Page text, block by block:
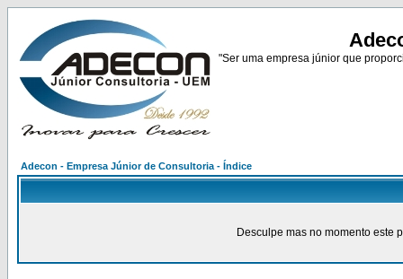
"Ser uma empresa júnior que
Adecon - Empresa Júnior de Consultoria - Índice
Desculpe mas no momento este